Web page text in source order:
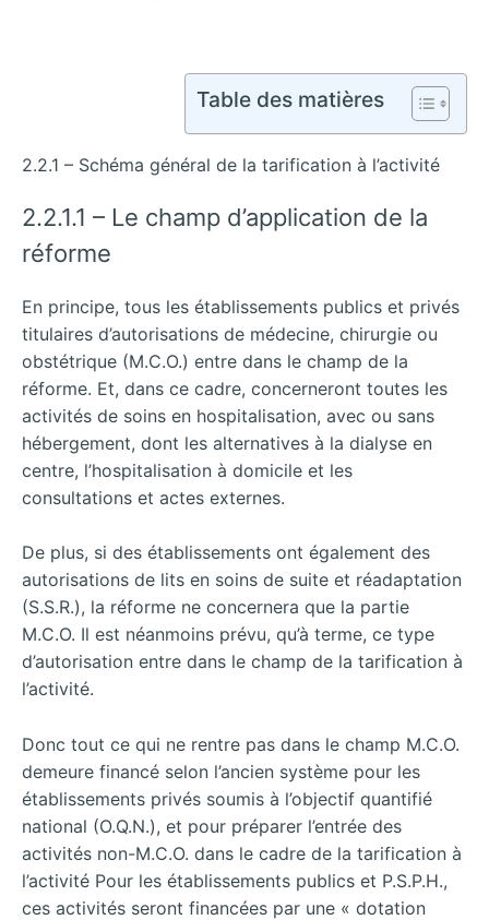
Table des matières
2.2.1 – Schéma général de la tarification à l’activité
2.2.1.1 – Le champ d’application de la
réforme
En principe, tous les établissements publics et privés
titulaires d’autorisations de médecine, chirurgie ou
obstétrique (M.C.O.) entre dans le champ de la
réforme. Et, dans ce cadre, concerneront toutes les
activités de soins en hospitalisation, avec ou sans
hébergement, dont les alternatives à la dialyse en
centre, l’hospitalisation à domicile et les
consultations et actes externes.
De plus, si des établissements ont également des
autorisations de lits en soins de suite et réadaptation
(S.S.R.), la réforme ne concernera que la partie
M.C.O. Il est néanmoins prévu, qu’à terme, ce type
d’autorisation entre dans le champ de la tarification à
l’activité.
Donc tout ce qui ne rentre pas dans le champ M.C.O.
demeure financé selon l’ancien système pour les
établissements privés soumis à l’objectif quantifié
national (O.Q.N.), et pour préparer l’entrée des
activités non-M.C.O. dans le cadre de la tarification à
l’activité Pour les établissements publics et P.S.P.H.,
ces activités seront financées par une « dotation